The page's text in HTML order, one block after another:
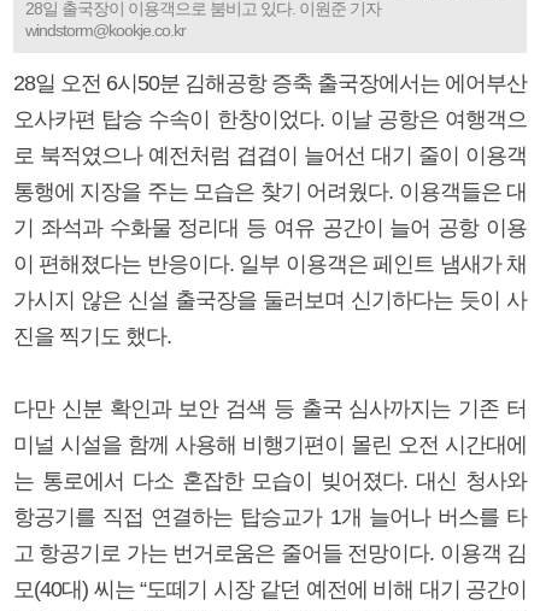
28일 출국장이 이용객으로 붐비고 있다. 이원준 기자
windstorm@kookje.co.kr
28일 오전 6시50분 김해공항 증축 출국장에서는 에어부산
오사카편 탑승 수속이 한창이었다. 이날 공항은 여행객으
로 북적였으나 예전처럼 겹겹이 늘어선 대기 줄이 이용객
통행에 지장을 주는 모습은 찾기 어려웠다. 이용객들은 대
기 좌석과 수화물 정리대 등 여유 공간이 늘어 공항 이용
이 편해졌다는 반응이다. 일부 이용객은 페인트 냄새가 채
가시지 않은 신설 출국장을 둘러보며 신기하다는 듯이 사
진을 찍기도 했다.
다만 신분 확인과 보안 검색 등 출국 심사까지는 기존 터
미널 시설을 함께 사용해 비행기편이 몰린 오전 시간대에
는 통로에서 다소 혼잡한 모습이 빚어졌다. 대신 청사와
항공기를 직접 연결하는 탑승교가 1개 늘어나 버스를 타
고 항공기로 가는 번거로움은 줄어들 전망이다. 이용객 김
모(40대) 씨는 “도떼기 시장 같던 예전에 비해 대기 공간이